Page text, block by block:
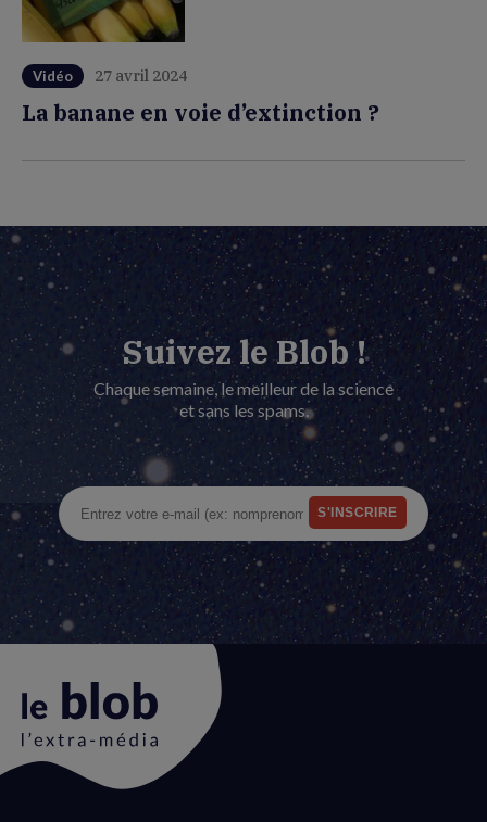
Vidéo 27 avril 2024
La banane en voie d’extinction ?
Suivez le Blob !
Chaque semaine, le meilleur de la science
et sans les spams.